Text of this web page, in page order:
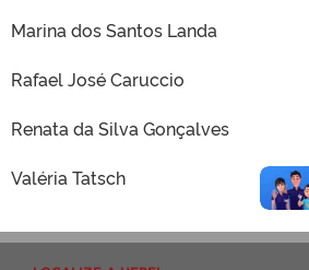
Marina dos Santos Landa
Rafael José Caruccio
Renata da Silva Gonçalves
Valéria Tatsch